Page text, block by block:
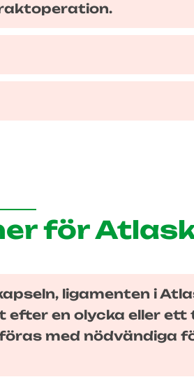
för
ligamenten i
efter en olycka eller
med nödvändiga